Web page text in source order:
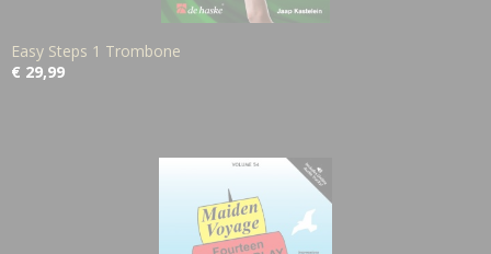
Easy Steps 1 Trombone
€ 29,99